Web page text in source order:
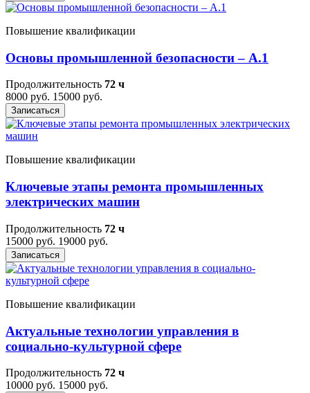
Повышение квалификации
Основы промышленной безопасности – A.1
Продолжительность 72 ч
8000 руб. 15000 руб.
Записаться
Повышение квалификации
Ключевые этапы ремонта промышленных
электрических машин
Продолжительность 72 ч
15000 руб. 19000 руб.
Записаться
Повышение квалификации
Актуальные технологии управления в
социально-культурной сфере
Продолжительность 72 ч
10000 руб. 15000 руб.